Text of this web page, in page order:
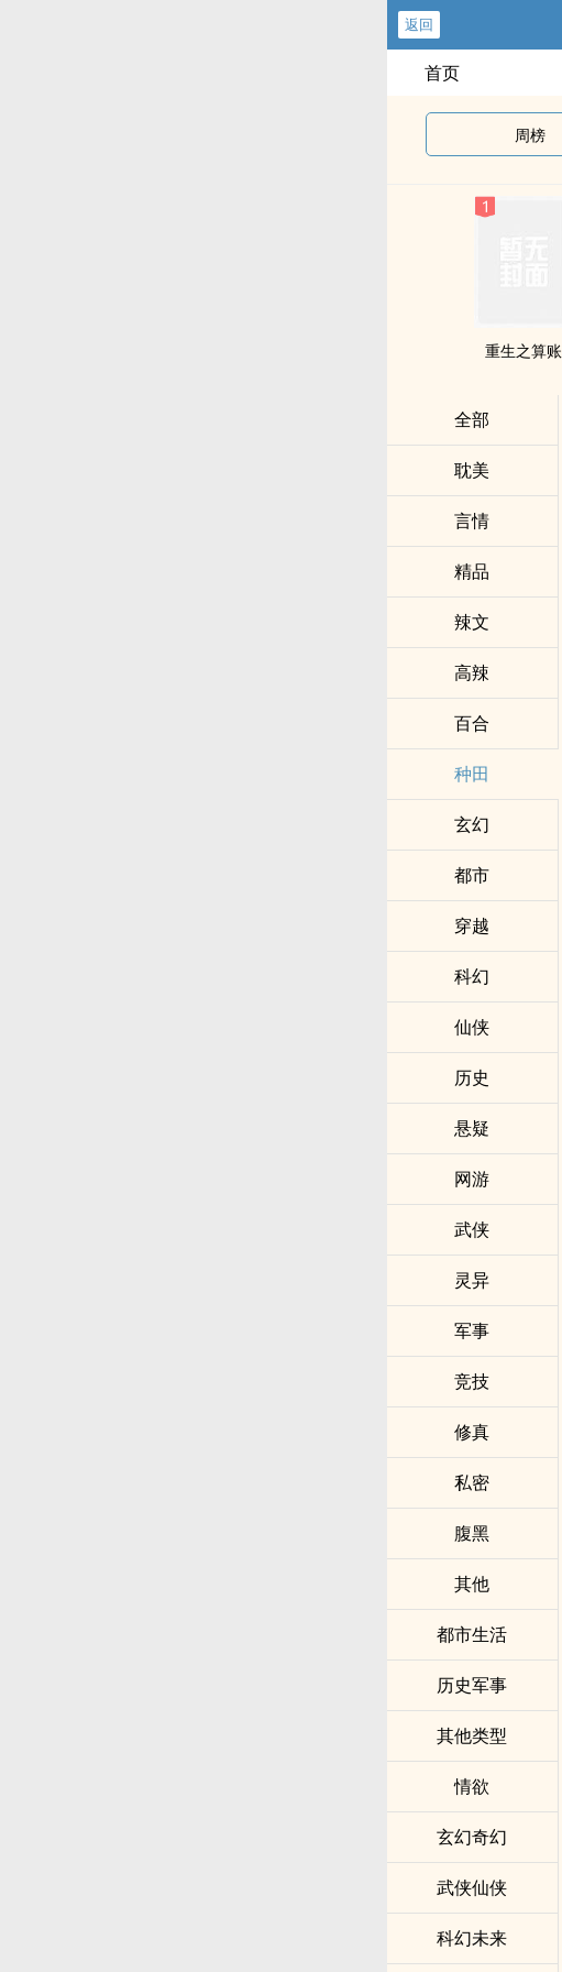
返回
首页
周榜
重生之算账
全部
耽美
言情
精品
­‎辣‌‍文​‌
‍高‎辣‍‎
百合
种田
玄幻
都市
穿越
科幻
仙侠
历史
悬疑
网游
武侠
灵异
军事
竞技
修真
私密
腹黑
其他
都市生活
历史军事
其他类型
‎情​­欲‍‍​
玄幻奇幻
武侠仙侠
科幻未来